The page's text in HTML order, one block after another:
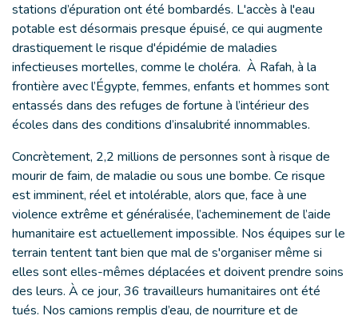
stations d’épuration ont été bombardés. L'accès à l'eau
potable est désormais presque épuisé, ce qui augmente
drastiquement le risque d'épidémie de maladies
infectieuses mortelles, comme le choléra. À Rafah, à la
frontière avec l’Égypte, femmes, enfants et hommes sont
entassés dans des refuges de fortune à l’intérieur des
écoles dans des conditions d’insalubrité innommables.
Concrètement, 2,2 millions de personnes sont à risque de
mourir de faim, de maladie ou sous une bombe. Ce risque
est imminent, réel et intolérable, alors que, face à une
violence extrême et généralisée, l’acheminement de l’aide
humanitaire est actuellement impossible. Nos équipes sur le
terrain tentent tant bien que mal de s'organiser même si
elles sont elles-mêmes déplacées et doivent prendre soins
des leurs. À ce jour, 36 travailleurs humanitaires ont été
tués. Nos camions remplis d’eau, de nourriture et de